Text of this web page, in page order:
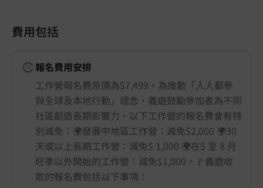
費用包括
報名費用安排
工作營報名費原價為$7,499，為推動「人人都參
與全球及本地行動」理念，義遊鼓勵參加者為不同
社區創造長期影響力。以下工作營的報名費會有特
別減免：🌍發展中地區工作營：減免$2,000 🌍30
天或以上長期工作營：減免$ 1,000 🌍在5 至 8 月
旺季以外開始的工作營：減免$1,000。🚩義遊收
取的報名費包括以下事項：